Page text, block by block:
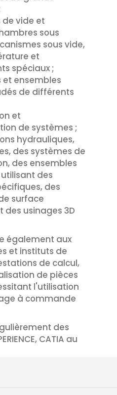
vide et
sous
sous vide,
et
spéciaux ;
et ensembles
de différents
et
de systèmes ;
hydrauliques,
des systèmes de
des ensembles
des
des
surface
des usinages 3D
également aux
et instituts de
de calcul,
de pièces
l'utilisation
à commande
des
CATIA au